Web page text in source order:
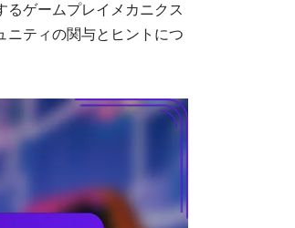
るゲームプレイメカニクス
ニティの関与とヒントにつ